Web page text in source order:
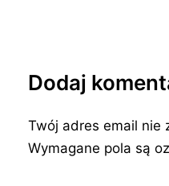
Dodaj
Twój adres email nie
Wymagane pola są